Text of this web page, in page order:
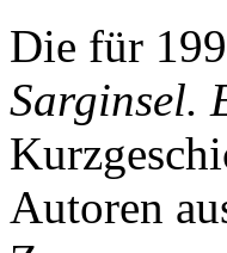
Die für
Sarginsel.
Autoren